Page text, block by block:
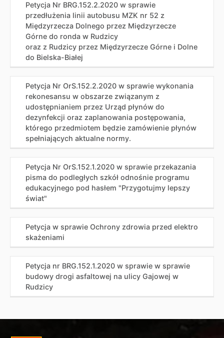
Petycja Nr BRG.152.2.2020 w sprawie
przedłużenia linii autobusu MZK nr 52 z
Międzyrzecza Dolnego przez Międzyrzecze
Górne do ronda w Rudzicy
oraz z Rudzicy przez Międzyrzecze Górne i Dolne
do Bielska-Białej
Petycja Nr OrS.152.2.2020 w sprawie wykonania
rekonesansu w obszarze związanym z
udostępnianiem przez Urząd płynów do
dezynfekcji oraz zaplanowania postępowania,
którego przedmiotem będzie zamówienie płynów
spełniających aktualne normy.
Petycja Nr OrS.152.1.2020 w sprawie przekazania
pisma do podległych szkół odnośnie programu
edukacyjnego pod hasłem "Przygotujmy lepszy
świat"
Petycja w sprawie Ochrony zdrowia przed elektro
skażeniami
Petycja nr BRG.152.1.2020 w sprawie w sprawie
budowy drogi asfaltowej na ulicy Gajowej w
Rudzicy